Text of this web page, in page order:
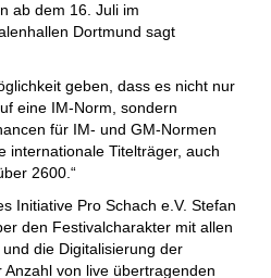
ab dem 16. Juli im
Dortmund sagt
geben, dass es nicht nur
eine IM-Norm, sondern
für IM- und GM-Normen
internationale Titelträger, auch
2600.“
Initiative Pro Schach e.V. Stefan
den Festivalcharakter mit allen
die Digitalisierung der
von live übertragenden